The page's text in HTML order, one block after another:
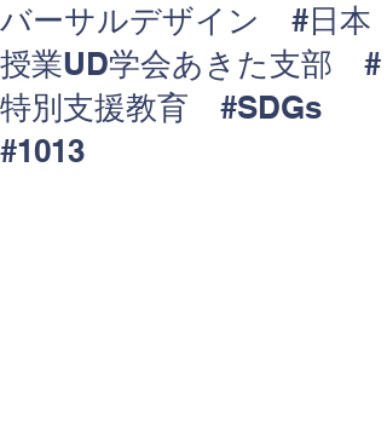
バーサルデザイン #日本
授業UD学会あきた支部 #
特別支援教育 #SDGs
#1013